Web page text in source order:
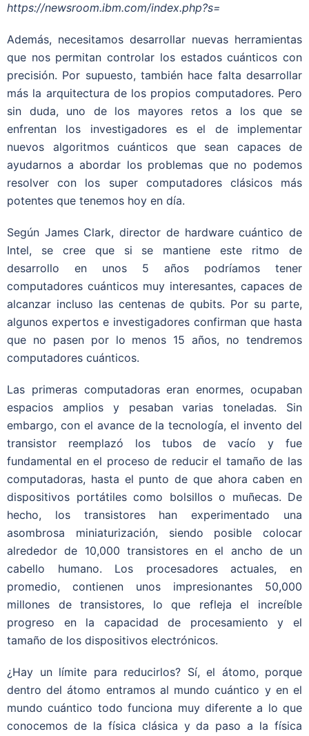
https://newsroom.ibm.com/index.php?s=
Además, necesitamos desarrollar nuevas herramientas
que nos permitan controlar los estados cuánticos con
precisión. Por supuesto, también hace falta desarrollar
más la arquitectura de los propios computadores. Pero
sin duda, uno de los mayores retos a los que se
enfrentan los investigadores es el de implementar
nuevos algoritmos cuánticos que sean capaces de
ayudarnos a abordar los problemas que no podemos
resolver con los super computadores clásicos más
potentes que tenemos hoy en día.
Según James Clark, director de hardware cuántico de
Intel, se cree que si se mantiene este ritmo de
desarrollo en unos 5 años podríamos tener
computadores cuánticos muy interesantes, capaces de
alcanzar incluso las centenas de qubits. Por su parte,
algunos expertos e investigadores confirman que hasta
que no pasen por lo menos 15 años, no tendremos
computadores cuánticos.
Las primeras computadoras eran enormes, ocupaban
espacios amplios y pesaban varias toneladas. Sin
embargo, con el avance de la tecnología, el invento del
transistor reemplazó los tubos de vacío y fue
fundamental en el proceso de reducir el tamaño de las
computadoras, hasta el punto de que ahora caben en
dispositivos portátiles como bolsillos o muñecas. De
hecho, los transistores han experimentado una
asombrosa miniaturización, siendo posible colocar
alrededor de 10,000 transistores en el ancho de un
cabello humano. Los procesadores actuales, en
promedio, contienen unos impresionantes 50,000
millones de transistores, lo que refleja el increíble
progreso en la capacidad de procesamiento y el
tamaño de los dispositivos electrónicos.
¿Hay un límite para reducirlos? Sí, el átomo, porque
dentro del átomo entramos al mundo cuántico y en el
mundo cuántico todo funciona muy diferente a lo que
conocemos de la física clásica y da paso a la física